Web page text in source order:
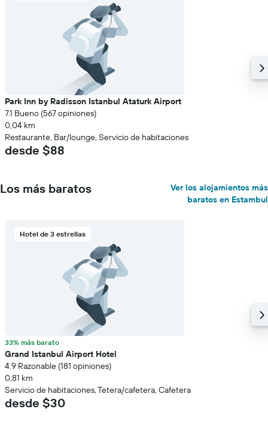
Park Inn by Radisson Istanbul Ataturk Airport
7.1 Bueno (567 opiniones)
0,04 km
Restaurante, Bar/lounge, Servicio de habitaciones
desde $88
Los más baratos
Ver los alojamientos más
baratos en Estambul
Hotel de 3 estrellas
33% más barato
Grand Istanbul Airport Hotel
4.9 Razonable (181 opiniones)
0,81 km
Servicio de habitaciones, Tetera/cafetera, Cafetera
desde $30